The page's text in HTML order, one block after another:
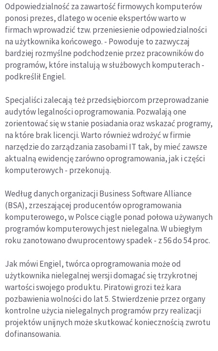
Odpowiedzialność za zawartość firmowych komputerów
ponosi prezes, dlatego w ocenie ekspertów warto w
firmach wprowadzić tzw. przeniesienie odpowiedzialności
na użytkownika końcowego. - Powoduje to zazwyczaj
bardziej rozmyślne podchodzenie przez pracowników do
programów, które instalują w służbowych komputerach -
podkreślił Engiel.
Specjaliści zalecają też przedsiębiorcom przeprowadzanie
audytów legalności oprogramowania. Pozwalają one
zorientować się w stanie posiadania oraz wskazać programy,
na które brak licencji. Warto również wdrożyć w firmie
narzędzie do zarządzania zasobami IT tak, by mieć zawsze
aktualną ewidencję zarówno oprogramowania, jak i części
komputerowych - przekonują.
Według danych organizacji Business Software Alliance
(BSA), zrzeszającej producentów oprogramowania
komputerowego, w Polsce ciągle ponad połowa używanych
programów komputerowych jest nielegalna. W ubiegłym
roku zanotowano dwuprocentowy spadek - z 56 do 54 proc.
Jak mówi Engiel, twórca oprogramowania może od
użytkownika nielegalnej wersji domagać się trzykrotnej
wartości swojego produktu. Piratowi grozi też kara
pozbawienia wolności do lat 5. Stwierdzenie przez organy
kontrolne użycia nielegalnych programów przy realizacji
projektów unijnych może skutkować koniecznością zwrotu
dofinansowania.